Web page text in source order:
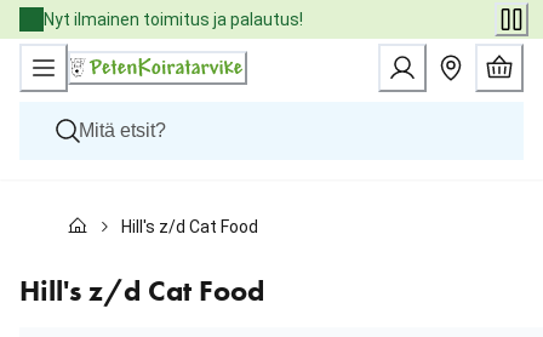
Skip
to
Content
Nyt ilmainen toimitus ja palautus!
Kissat
Eläinlääkäriruoat
Tuotemerkit
Hill's z/d Cat Food
Hill's z/d Cat Food